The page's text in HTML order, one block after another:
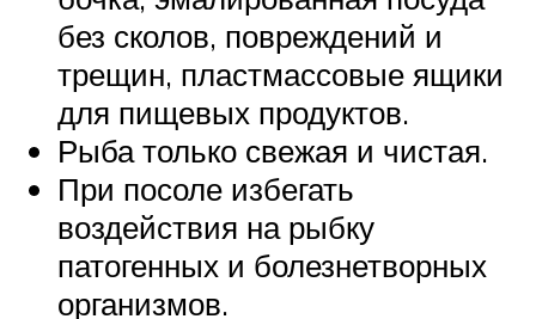
без сколов, повреждений и
трещин, пластмассовые ящики
для пищевых продуктов.
Рыба только свежая и чистая.
При посоле избегать
воздействия на рыбку
патогенных и болезнетворных
организмов.